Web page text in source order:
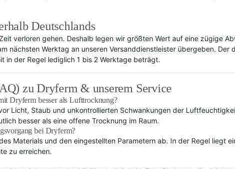
Deutschlands
verloren gehen. Deshalb legen wir größten Wert auf eine zügige
nächsten Werktag an unseren Versanddienstleister übergeben. Der
in der Regel lediglich 1 bis 2 Werktage beträgt.
zu Dryferm & unserem Service
Dryferm besser als Lufttrocknung?
Licht, Staub und unkontrollierten Schwankungen der
besser als eine offene Trocknung im Raum.
bei Dryferm?
Materials und den eingestellten Parametern ab. In der Regel liegt
zu erreichen.